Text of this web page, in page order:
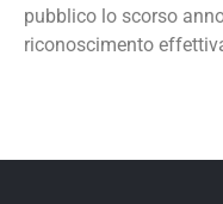
pubblico lo scorso
riconoscimento